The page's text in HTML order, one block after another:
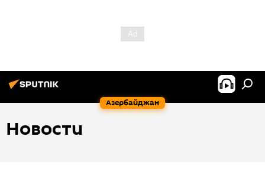
Азербайджан
Новости